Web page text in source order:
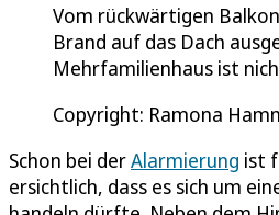
Vom rückwärtigen
Brand auf das Dach
Mehrfamilienhaus ist
Copyright: Ramona
Schon bei derAlarmierung ist
ersichtlich, dass es sich um